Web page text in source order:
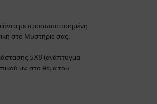
με προσωποποιημένη
στο Μυστήριο σας.
5Χ8 (ανάπτυγμα
uv, στο θέμα του